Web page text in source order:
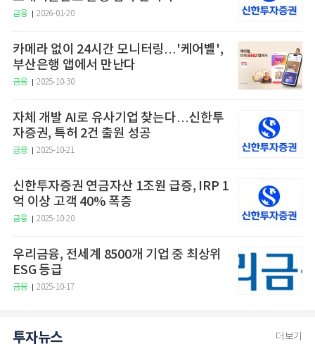
금융 2026-01-20
카메라 없이 24시간 모니터링…'케어벨',
부산은행 앱에서 만난다
금융 2025-10-30
자체 개발 AI로 유사기업 찾는다…신한투
자증권, 특허 2건 출원 성공
금융 2025-10-21
신한투자증권 연금자산 1조원 급증, IRP 1
억 이상 고객 40% 폭증
금융 2025-10-20
우리금융, 전세계 8500개 기업 중 최상위
ESG 등급
금융 2025-10-17
투자뉴스 더보기